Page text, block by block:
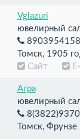
Vglazuri
ювелирный
Томск, 1905
Сайт
Агра
ювелирный
Томск,